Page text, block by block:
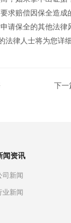
求赔偿因保全造
请保全的其他法
法律人士将为您详细
下一
闻资讯
司新闻
业新闻